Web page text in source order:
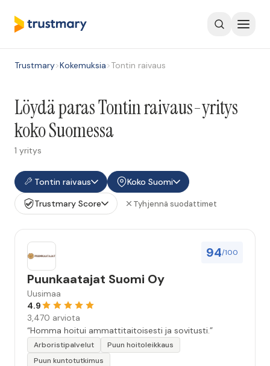
Trustmary>Kokemuksia>Tontin raivaus
Löydä paras Tontin raivaus-yritys
koko Suomessa
1 yritys
Tontin raivaus
Koko Suomi
Trustmary Score
Tyhjennä suodattimet
94/100
Puunkaatajat Suomi Oy
Uusimaa
4.9
3,470 arviota
“Homma hoitui ammattitaitoisesti ja sovitusti.”
Arboristipalvelut
Puun hoitoleikkaus
Puun kuntotutkimus